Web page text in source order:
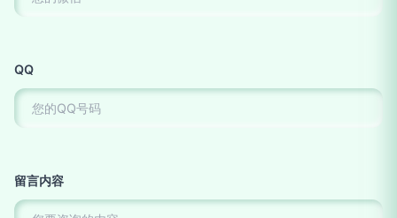
QQ
留言内容